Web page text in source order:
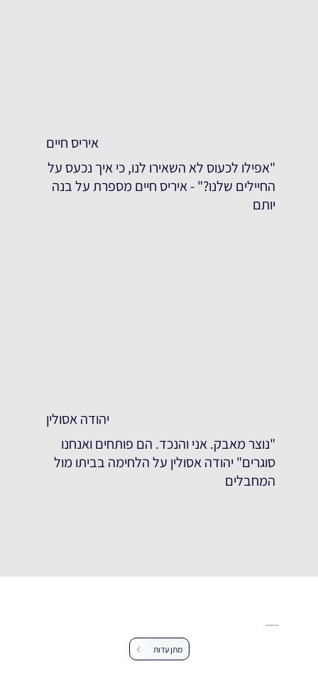
איריס חיים
"אפילו לכעוס לא השאירו לנו, כי איך נכעס על
החיילים שלנו?" - איריס חיים מספרת על בנה
יותם
יהודה אסולין
"נוצר מאבק. אני והנכד. הם פותחים ואנחנו
סוגרים" יהודה אסולין על הלחימה בביתו מול
המחבלים
מתן עדות